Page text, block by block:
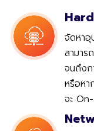
จัดหา
สามาร
จนถึง
หรือหา
จะ